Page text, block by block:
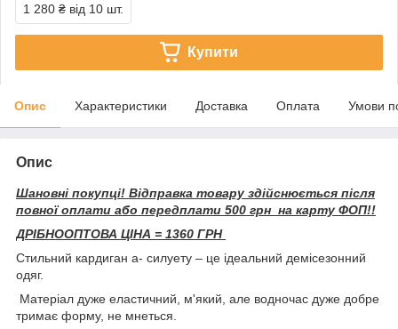
1 280 ₴ від 10 шт.
Купити
Опис Характеристики Доставка Оплата Умови
Опис
Шановні покупці! Відправка товару здійснюється після
повної оплати або передплати 500 грн на карту ФОП!!
ДРІБНООПТОВА ЦІНА = 1360 ГРН
Стильний кардиган а- силуету – це ідеальний демісезонний
одяг.
Матеріал дуже еластичний, м'який, але водночас дуже добре
тримає форму, не мнеться.